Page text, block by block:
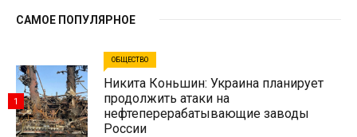
САМОЕ ПОПУЛЯРНОЕ
ОБЩЕСТВО
Никита Коньшин: Украина планирует
продолжить атаки на
нефтеперерабатывающие заводы
России
1